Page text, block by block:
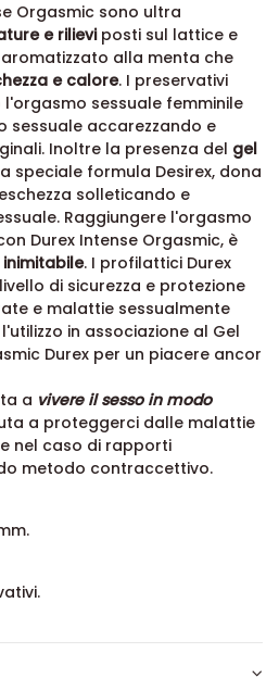
Orgasmic sono ultra
e rilieviposti sul lattice e
alla menta che
e calore. I preservativi
l'orgasmo sessuale femminile
accarezzando e
Inoltre la presenza del gel
speciale formula Desirex, dona
solleticando e
Raggiungere l'orgasmo
Durex Intense Orgasmic, è
. I profilattici Durex
di sicurezza e protezione
e malattie sessualmente
in associazione al Gel
Durex per un piacere ancor
a vivere il sesso in modo
a proteggerci dalle malattie
nel caso di rapporti
metodo contraccettivo.